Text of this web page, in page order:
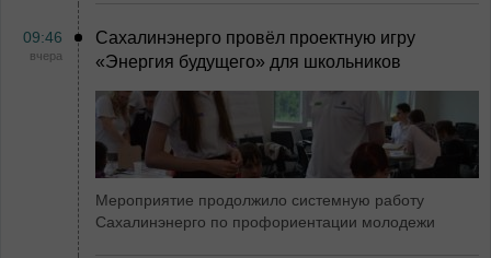
09:46
вчера
Сахалинэнерго провёл проектную игру
«Энергия будущего» для школьников
Мероприятие продолжило системную работу
Сахалинэнерго по профориентации молодежи